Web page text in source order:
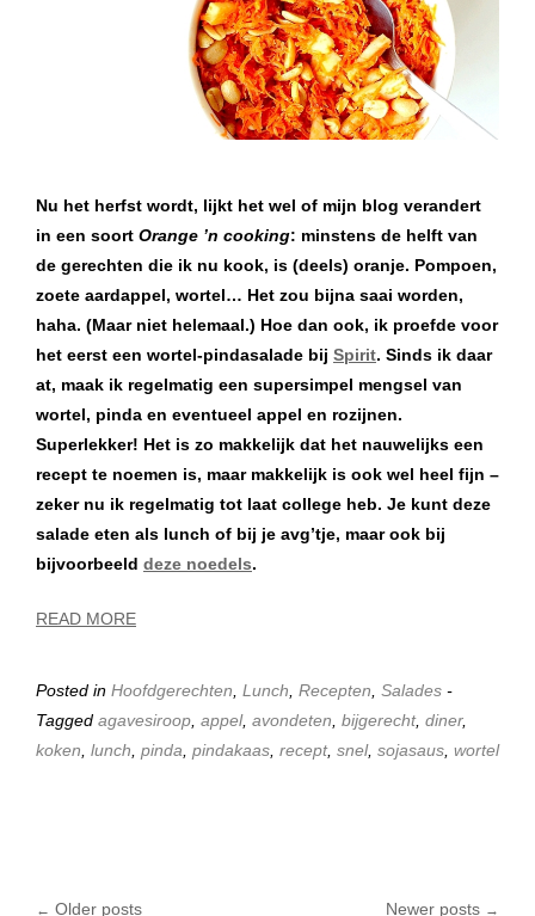
Nu het herfst wordt, lijkt het wel of mijn blog verandert
in een soort Orange ’n cooking: minstens de helft van
de gerechten die ik nu kook, is (deels) oranje. Pompoen,
zoete aardappel, wortel… Het zou bijna saai worden,
haha. (Maar niet helemaal.) Hoe dan ook, ik proefde voor
het eerst een wortel-pindasalade bij Spirit. Sinds ik daar
at, maak ik regelmatig een supersimpel mengsel van
wortel, pinda en eventueel appel en rozijnen.
Superlekker! Het is zo makkelijk dat het nauwelijks een
recept te noemen is, maar makkelijk is ook wel heel fijn –
zeker nu ik regelmatig tot laat college heb. Je kunt deze
salade eten als lunch of bij je avg’tje, maar ook bij
bijvoorbeeld deze noedels.
READ MORE
Posted in Hoofdgerechten, Lunch, Recepten, Salades -
Tagged agavesiroop, appel, avondeten, bijgerecht, diner,
koken, lunch, pinda, pindakaas, recept, snel, sojasaus, wortel
← Older posts Newer posts →